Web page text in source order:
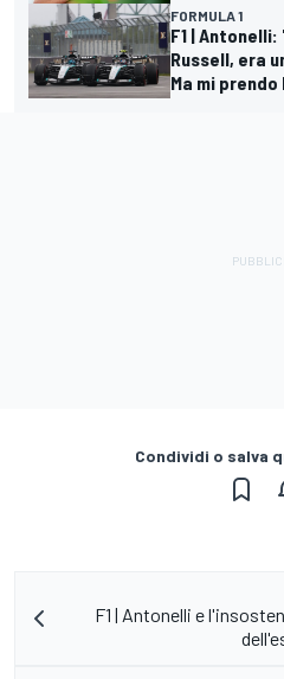
FORMULA 1
F1 |
Russell, era
Ma mi
Condividi o salva
F1 | Antonelli e